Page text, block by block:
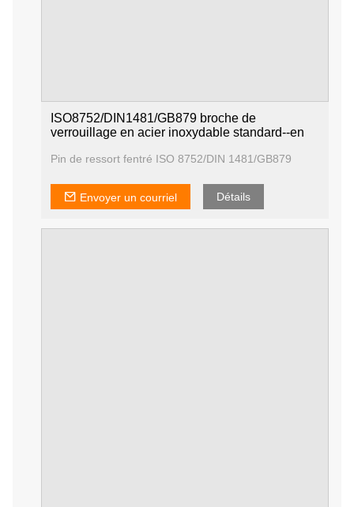
ISO8752/DIN1481/GB879 broche de
verrouillage en acier inoxydable standard--en
Pin de ressort fentré ISO 8752/DIN 1481/GB879
Envoyer un courriel Détails